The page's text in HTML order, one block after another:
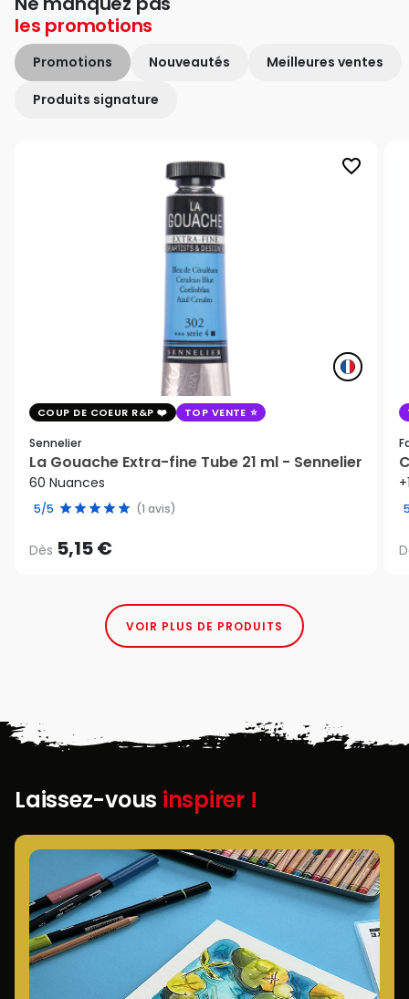
les promotions
Promotions Nouveautés Meilleures ventes
Produits signature
favorite_border
COUP DE COEUR R&P TOP VENTE
Sennelier
La Gouache Extra-fine Tube 21 ml - Sennelier
60 Nuances
5/5 (1 avis)
Dès 5,15 €
VOIR PLUS DE PRODUITS
Laissez-vous inspirer !